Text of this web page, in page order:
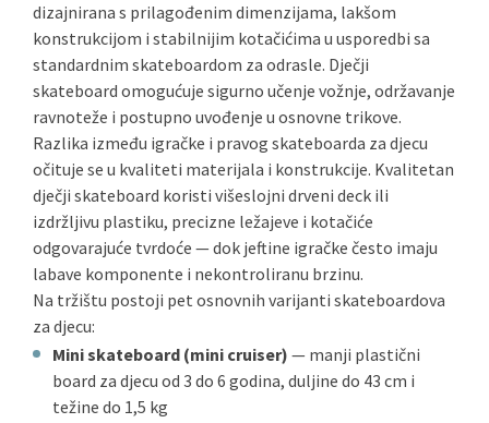
dizajnirana s prilagođenim dimenzijama, lakšom
konstrukcijom i stabilnijim kotačićima u usporedbi sa
standardnim skateboardom za odrasle. Dječji
skateboard omogućuje sigurno učenje vožnje, održavanje
ravnoteže i postupno uvođenje u osnovne trikove.
Razlika između igračke i pravog skateboarda za djecu
očituje se u kvaliteti materijala i konstrukcije. Kvalitetan
dječji skateboard koristi višeslojni drveni deck ili
izdržljivu plastiku, precizne ležajeve i kotačiće
odgovarajuće tvrdoće — dok jeftine igračke često imaju
labave komponente i nekontroliranu brzinu.
Na tržištu postoji pet osnovnih varijanti skateboardova
za djecu:
Mini skateboard (mini cruiser) — manji plastični
board za djecu od 3 do 6 godina, duljine do 43 cm i
težine do 1,5 kg